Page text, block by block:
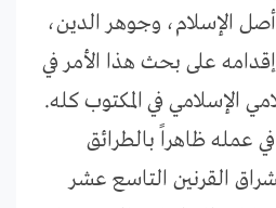
الإسلام، وجوهر الدين،
على بحث هذا الأمر في
الإسلامي في المكتوب كله.
عمله ظاهراً بالطرائق
القرنين التاسع عشر